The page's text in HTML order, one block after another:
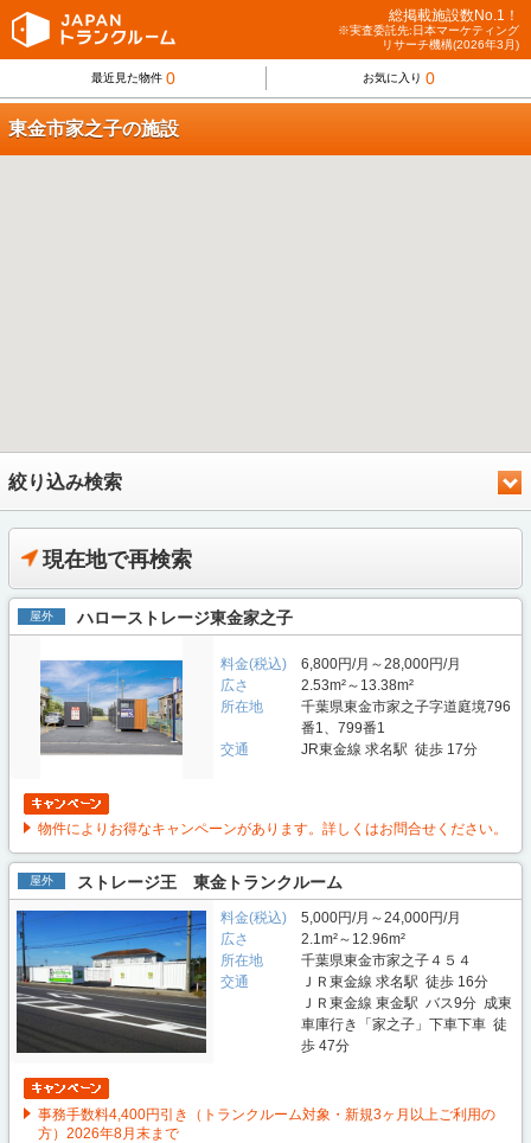
総掲載施設数No.1！
※実査委託先:日本マーケティング
リサーチ機構(2026年3月)
最近見た物件 0 お気に入り 0
東金市家之子の施設
絞り込み検索
現在地で再検索
屋外 ハローストレージ東金家之子
料金(税込)
6,800円/月～28,000円/月
広さ
2.53m²～13.38m²
所在地
千葉県東金市家之子字道庭境796
番1、799番1
交通
JR東金線 求名駅 徒歩 17分
物件によりお得なキャンペーンがあります。詳しくはお問合せください。
屋外 ストレージ王 東金トランクルーム
料金(税込)
5,000円/月～24,000円/月
広さ
2.1m²～12.96m²
所在地
千葉県東金市家之子４５４
交通
ＪＲ東金線 求名駅 徒歩 16分
ＪＲ東金線 東金駅 バス9分 成東
車庫行き「家之子」下車下車 徒
歩 47分
事務手数料4,400円引き（トランクルーム対象・新規3ヶ月以上ご利用の
方）2026年8月末まで